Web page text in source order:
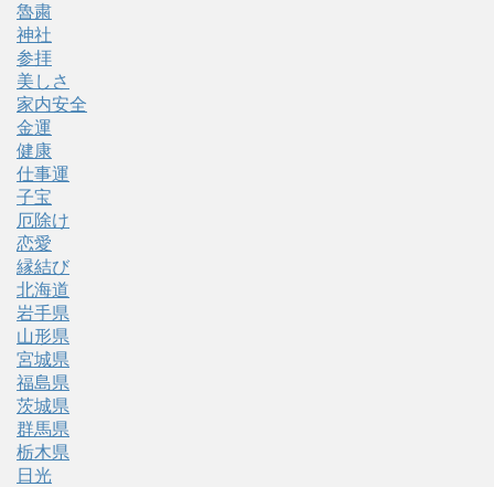
魯粛
神社
参拝
美しさ
家内安全
金運
健康
仕事運
子宝
厄除け
恋愛
縁結び
北海道
岩手県
山形県
宮城県
福島県
茨城県
群馬県
栃木県
日光